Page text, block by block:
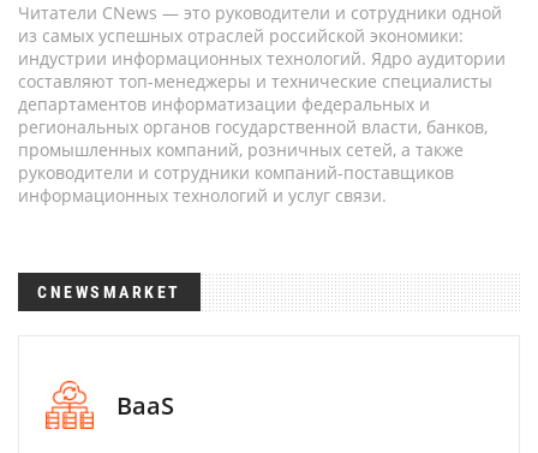
Читатели CNews — это руководители и сотрудники одной
из самых успешных отраслей российской экономики:
индустрии информационных технологий. Ядро аудитории
составляют топ-менеджеры и технические специалисты
департаментов информатизации федеральных и
региональных органов государственной власти, банков,
промышленных компаний, розничных сетей, а также
руководители и сотрудники компаний-поставщиков
информационных технологий и услуг связи.
CNEWSMARKET
BaaS